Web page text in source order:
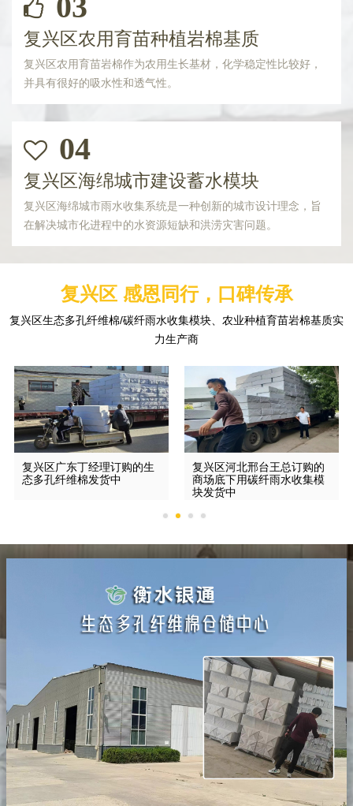
复兴区农用育苗种植岩棉基质
复兴区农用育苗岩棉作为农用生长基材，化学稳定性比较好，
并具有很好的吸水性和透气性。
04
复兴区海绵城市建设蓄水模块
复兴区海绵城市雨水收集系统是一种创新的城市设计理念，旨
在解决城市化进程中的水资源短缺和洪涝灾害问题。
复兴区 感恩同行，口碑传承
复兴区生态多孔纤维棉/碳纤雨水收集模块、农业种植育苗岩棉基质实
力生产商
复兴区广东丁经理订购的生
态多孔纤维棉发货中
复兴区河北邢台王总订购的
商场底下用碳纤雨水收集模
块发货中